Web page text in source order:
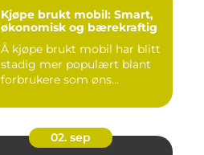
Kjøpe brukt mobil: Smart,
økonomisk og bærekraftig
Å kjøpe brukt mobil har blitt
stadig mer populært blant
forbrukere som øns...
02. sep